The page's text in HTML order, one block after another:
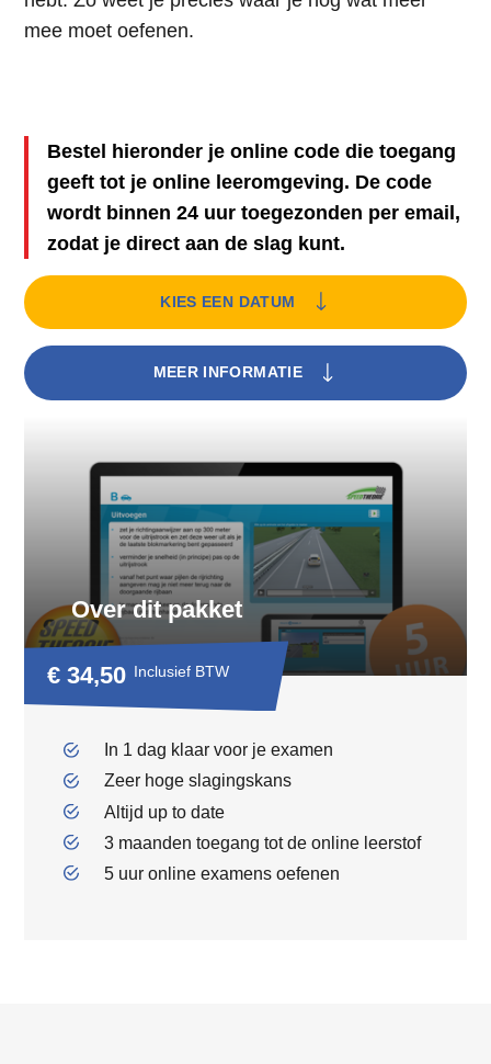
mee moet oefenen.
Bestel hieronder je online code die toegang
geeft tot je online leeromgeving. De code
wordt binnen 24 uur toegezonden per email,
zodat je direct aan de slag kunt.
KIES EEN DATUM
MEER INFORMATIE
Over dit pakket
€ 34,50 Inclusief BTW
In 1 dag klaar voor je examen
Zeer hoge slagingskans
Altijd up to date
3 maanden toegang tot de online leerstof
5 uur online examens oefenen